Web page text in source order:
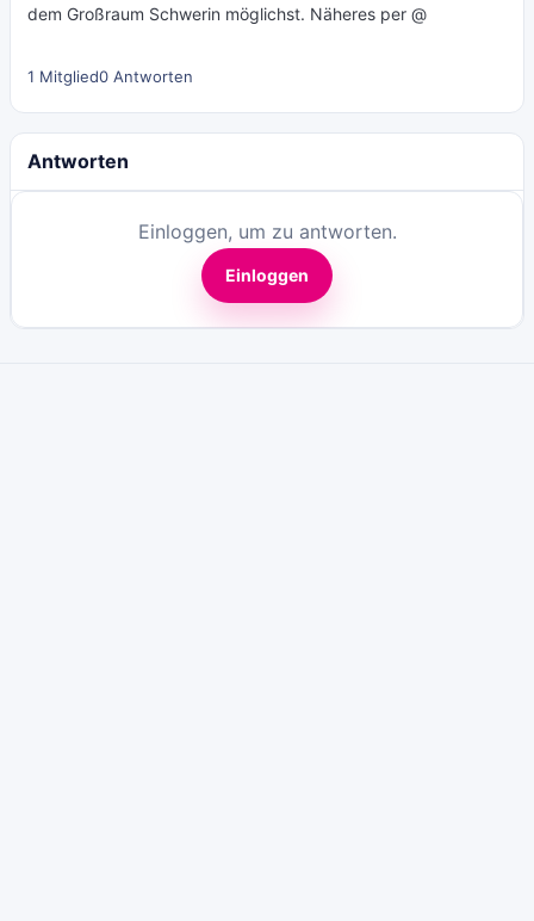
dem Großraum Schwerin möglichst. Näheres per @
1 Mitglied0 Antworten
Antworten
Einloggen, um zu antworten.
Einloggen